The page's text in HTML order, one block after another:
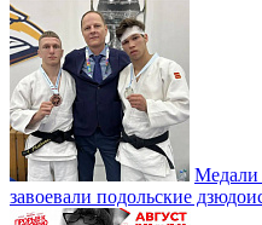
Медали
завоевали подольские